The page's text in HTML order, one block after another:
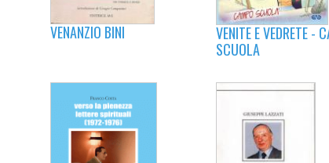
VENANZIO BINI
VENITE E VEDRETE -
SCUOLA